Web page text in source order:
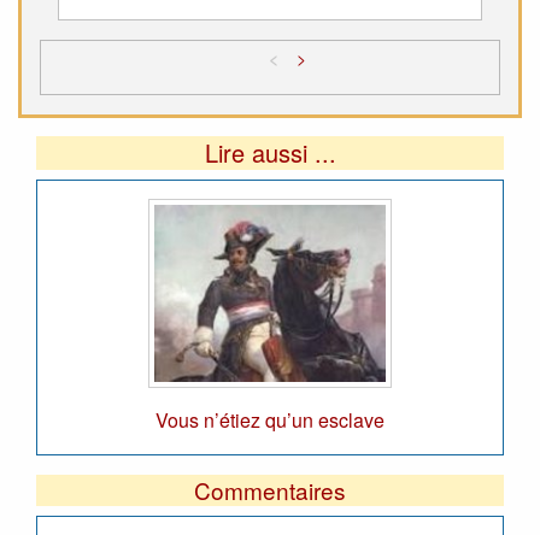
< >
Lire aussi ...
Vous n’étiez qu’un esclave
Commentaires